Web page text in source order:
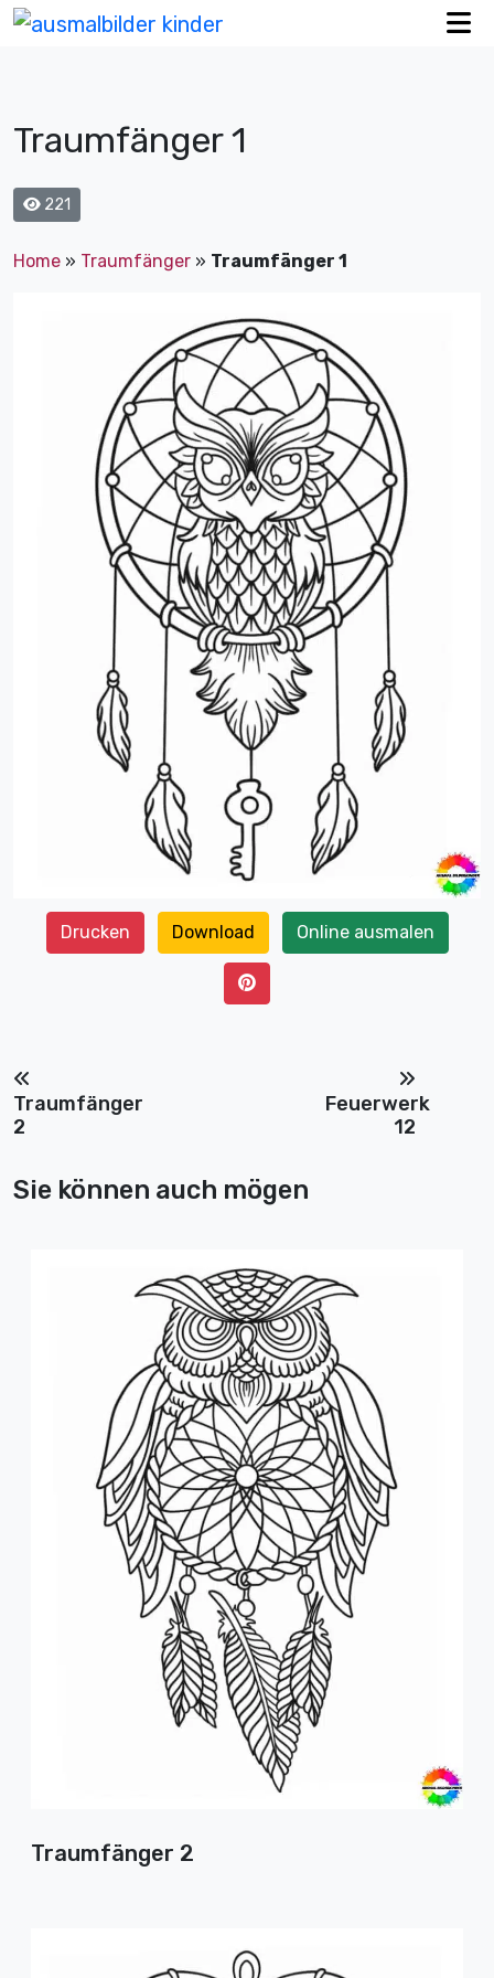
Traumfänger 1
221
Home » Traumfänger » Traumfänger 1
Drucken Download Online ausmalen
Traumfänger
2
Feuerwerk
12
Sie können auch mögen
Traumfänger 2